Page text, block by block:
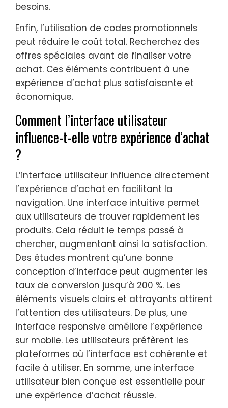
besoins.
Enfin, l’utilisation de codes promotionnels
peut réduire le coût total. Recherchez des
offres spéciales avant de finaliser votre
achat. Ces éléments contribuent à une
expérience d’achat plus satisfaisante et
économique.
Comment l’interface utilisateur
influence-t-elle votre expérience d’achat
?
L’interface utilisateur influence directement
l’expérience d’achat en facilitant la
navigation. Une interface intuitive permet
aux utilisateurs de trouver rapidement les
produits. Cela réduit le temps passé à
chercher, augmentant ainsi la satisfaction.
Des études montrent qu’une bonne
conception d’interface peut augmenter les
taux de conversion jusqu’à 200 %. Les
éléments visuels clairs et attrayants attirent
l’attention des utilisateurs. De plus, une
interface responsive améliore l’expérience
sur mobile. Les utilisateurs préfèrent les
plateformes où l’interface est cohérente et
facile à utiliser. En somme, une interface
utilisateur bien conçue est essentielle pour
une expérience d’achat réussie.